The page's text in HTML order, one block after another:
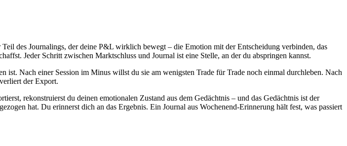
des Journalings, der deine P&L wirklich bewegt – die Emotion mit der Entscheidung verbinden, das
Jeder Schritt zwischen Marktschluss und Journal ist eine Stelle, an der du abspringen kannst.
Nach einer Session im Minus willst du sie am wenigsten Trade für Trade noch einmal durchleben. Nach
der Export.
rekonstruierst du deinen emotionalen Zustand aus dem Gedächtnis – und das Gedächtnis ist der
hat. Du erinnerst dich an das Ergebnis. Ein Journal aus Wochenend-Erinnerung hält fest, was passiert